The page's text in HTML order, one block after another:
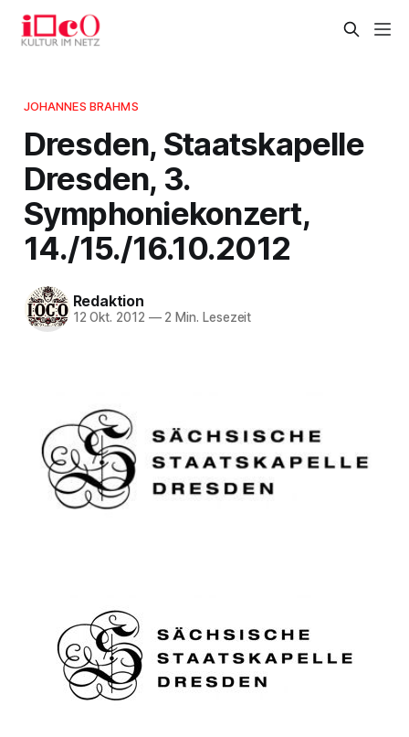
JOHANNES BRAHMS
Dresden, Staatskapelle
Dresden, 3.
Symphoniekonzert,
14./15./16.10.2012
Redaktion
12 Okt. 2012 —2 Min. Lesezeit